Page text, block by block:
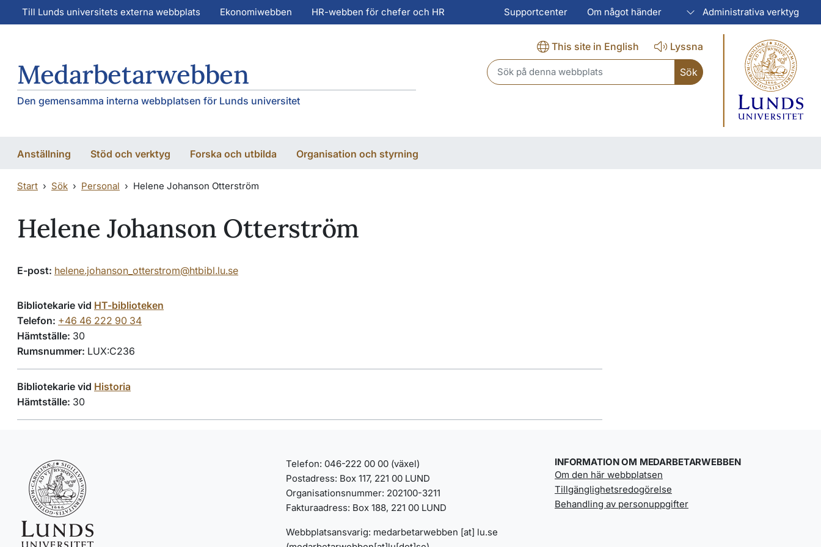
Hoppa till huvudinnehåll
Hoppa till huvudinnehåll
Till Lunds universitets externa webbplats Ekonomiwebben HR-webben för chefer och HR Supportcenter Om något händer Administrativa verktyg
Medarbetarwebben
Den gemensamma interna webbplatsen för Lunds universitet
This site in English
Lyssna
Header search
Anställning Stöd och verktyg Forska och utbilda Organisation och styrning
Start Sök Personal Helene Johanson Otterström
Helene Johanson Otterström
E-post: helene.johanson_otterstrom@htbibl.lu.se
Bibliotekarie vid HT-biblioteken
Telefon: +46 46 222 90 34
Hämtställe: 30
Rumsnummer: LUX:C236
Bibliotekarie vid Historia
Hämtställe: 30
Telefon: 046-222 00 00 (växel)
Postadress: Box 117, 221 00 LUND
Organisationsnummer: 202100-3211
Fakturaadress: Box 188, 221 00 LUND
Webbplatsansvarig: medarbetarwebben [at] lu.se
INFORMATION OM MEDARBETARWEBBEN
Om den här webbplatsen
Tillgänglighetsredogörelse
Behandling av personuppgifter